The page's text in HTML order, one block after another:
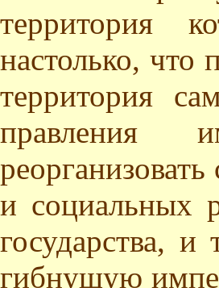
территория
настолько, что
территория
правления
и социальных
государства,
гибнущую